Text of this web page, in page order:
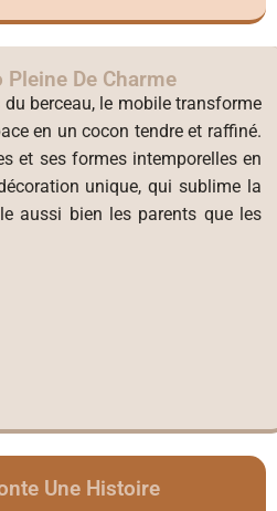
Pleine De Charme
berceau, le mobile transforme
en un cocon tendre et raffiné.
et ses formes intemporelles en
unique, qui sublime la
aussi bien les parents que les
Une Histoire